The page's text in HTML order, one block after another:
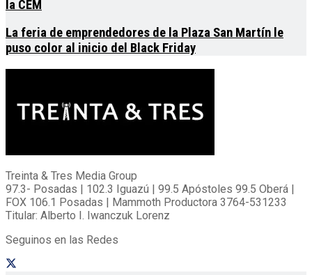
la CEM
La feria de emprendedores de la Plaza San Martín le
puso color al inicio del Black Friday
Treinta & Tres Media Group
97.3- Posadas | 102.3 Iguazú | 99.5 Apóstoles 99.5 Oberá |
FOX 106.1 Posadas | Mammoth Productora 3764-531233
Titular: Alberto I. Iwanczuk Lorenz
Seguinos en las Redes